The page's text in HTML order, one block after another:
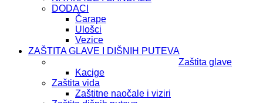
DODACI
Čarape
Ulošci
Vezice
ZAŠTITA GLAVE I DIŠNIH PUTEVA
Zaštita glave
Kacige
Zaštita vida
Zaštitne naočale i viziri